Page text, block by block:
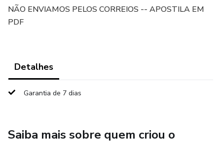
NÃO ENVIAMOS PELOS CORREIOS -- APOSTILA EM
PDF
Detalhes
Garantia de 7 dias
Saiba mais sobre quem criou o